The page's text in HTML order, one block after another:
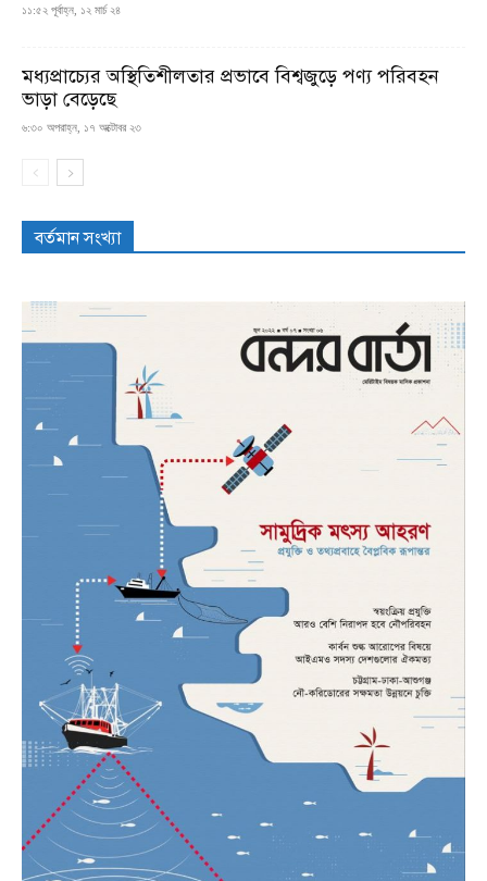
১১:৫২ পূর্বাহ্ন, ১২ মার্চ ২৪
মধ্যপ্রাচ্যের অস্থিতিশীলতার প্রভাবে বিশ্বজুড়ে পণ্য পরিবহন
ভাড়া বেড়েছে
৬:৩০ অপরাহ্ন, ১৭ অক্টোবর ২৩
বর্তমান সংখ্যা